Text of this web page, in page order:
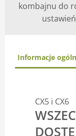
kombajnu do
Informacje
CX5 i CX6